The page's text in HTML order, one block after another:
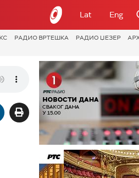
Lat Eng
РАДИО ВРТЕШКА РАДИО ЏЕЗЕР